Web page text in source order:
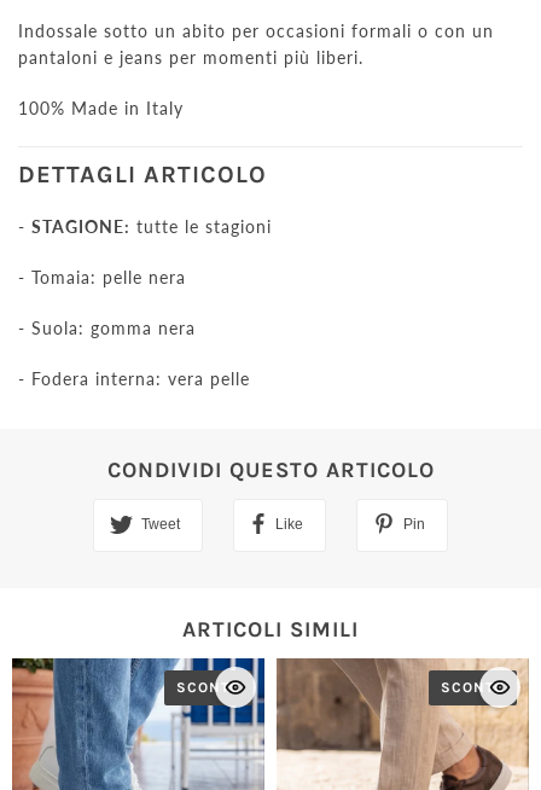
Indossale sotto un abito per occasioni formali o con un
pantaloni e jeans per momenti più liberi.
100% Made in Italy
DETTAGLI ARTICOLO
- STAGIONE: tutte le stagioni
- Tomaia: pelle nera
- Suola: gomma nera
- Fodera interna: vera pelle
CONDIVIDI QUESTO ARTICOLO
Tweet Like Pin
ARTICOLI SIMILI
SCONTO SCONTO